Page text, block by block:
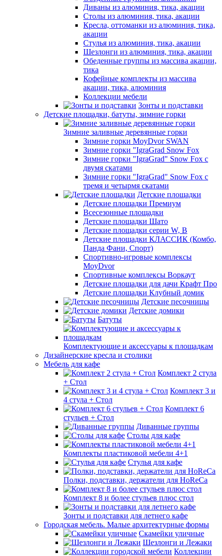
Диваны из алюминия, тика, акации
Столы из алюминия, тика, акации
Кресла, оттоманки из алюминия, тика,
акации
Стулья из алюминия, тика, акации
Шезлонги из алюминия, тика, акации
Обеденные группы из массива акации,
тика
Кофейные комплекты из массива
акации, тика, алюминия
Коллекции мебели
Зонты и подставки
Детские площадки, батуты, зимние горки
Зимние заливные деревянные горки
Зимние горки MoyDvor SWAN
Зимние горки "IgraGrad Snow Fox
Зимние горки "IgraGrad" Snow Fox с
двумя скатами
Зимние горки "IgraGrad" Snow Fox с
тремя и четырмя скатами
Детские площадки
Детские площадки Премиум
Всесезонные площадки
Детские площадки Шато
Детские площадки серии W, В
Детские площадки КЛАССИК (Комбо,
Панда Фани, Спорт)
Спортивно-игровые комплексы
MoyDvor
Спортивные комплексы Воркаут
Детские площадки для дачи Крафт Про
Детские площадки Клубный домик
Детские песочницы
Детские домики
Батуты
Комплектующие и аксессуары к площадкам
Дизайнерские кресла и столики
Мебель для кафе
Комплект 2 стула
+ Стол
Комплект 3 и
4 стула + Стол
Комплект 6
стульев + Стол
Диванные группы
Столы для кафе
Комплекты пластиковой мебели 4+1
Стулья для кафе
Полки, подставки, держатели для HoReCa
Комплект 8 и более стульев плюс стол
Зонты и подставки для летнего кафе
Городская мебель. Малые архитектурные формы
Скамейки уличные
Шезлонги и Лежаки
Коллекции